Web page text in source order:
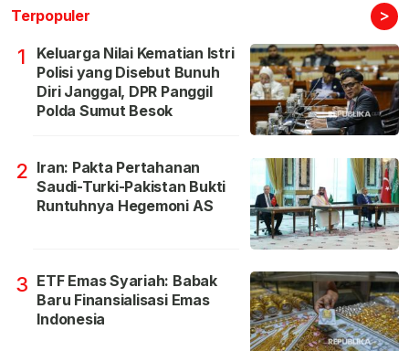
Terpopuler >
1
Keluarga Nilai Kematian Istri
Polisi yang Disebut Bunuh
Diri Janggal, DPR Panggil
Polda Sumut Besok
2 Iran: Pakta Pertahanan
Saudi-Turki-Pakistan Bukti
Runtuhnya Hegemoni AS
3 ETF Emas Syariah: Babak
Baru Finansialisasi Emas
Indonesia